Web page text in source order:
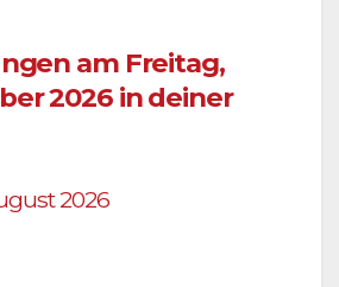
am Freitag,
2026 in deiner
2026